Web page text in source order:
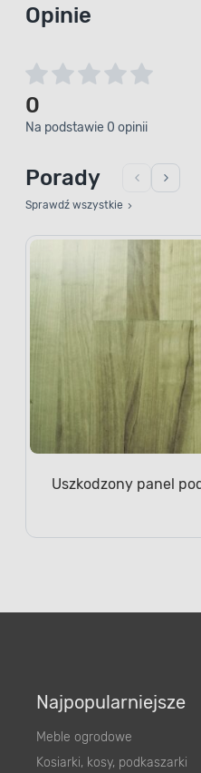
Opinie
0
Na podstawie 0 opinii
Porady
Sprawdź wszystkie
Uszkodzony panel
Najpopularniejsze
Meble ogrodowe
Kosiarki, kosy, podkaszarki